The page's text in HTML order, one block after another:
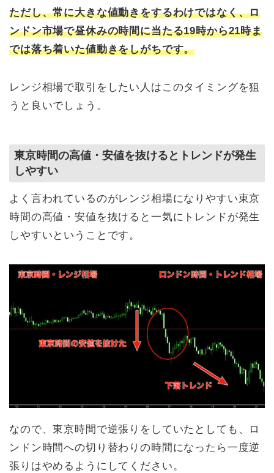
ただし、常に大きな値動きをするわけではなく、ロ
ンドン市場で昼休みの時間に当たる19時から21時ま
では落ち着いた値動きをしがちです。
レンジ相場で取引をしたい人はこのタイミングを狙
うと良いでしょう。
東京時間の高値・安値を抜けるとトレンドが発生
しやすい
よく言われているのがレンジ相場になりやすい東京
時間の高値・安値を抜けると一気にトレンドが発生
しやすいということです。
なので、東京時間で逆張りをしていたとしても、ロ
ンドン時間への切り替わりの時間になったら一度逆
張りはやめるようにしてください。